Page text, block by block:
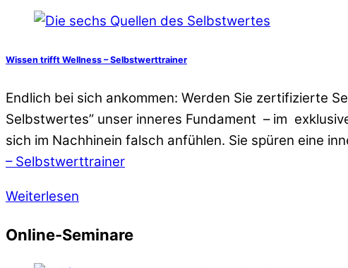
Wissen trifft Wellness – Selbstwerttrainer
Endlich bei sich ankommen: Werden Sie zertifizierte
Selbstwertes” unser inneres Fundament – im
sich im Nachhinein falsch anfühlen. Sie spüren eine
– Selbstwerttrainer
Weiterlesen
Online-Seminare